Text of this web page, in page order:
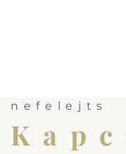
nefelejts